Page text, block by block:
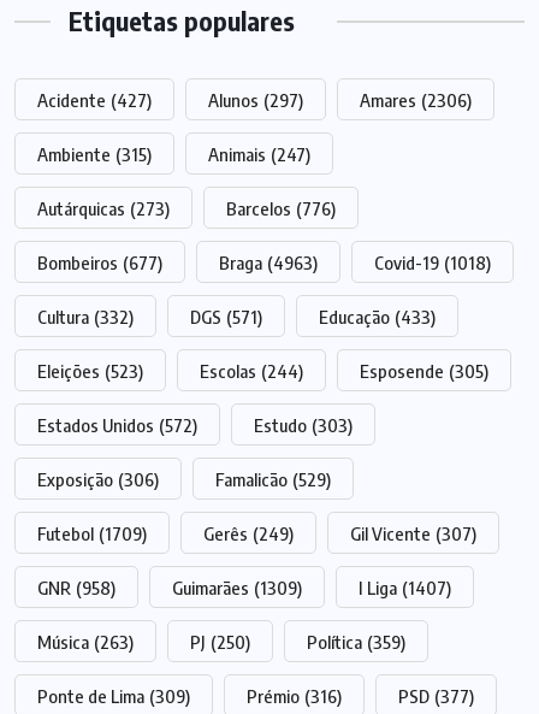
Etiquetas populares
Acidente (427) Alunos (297) Amares (2306)
Ambiente (315) Animais (247)
Autárquicas (273) Barcelos (776)
Bombeiros (677) Braga (4963) Covid-19 (1018)
Cultura (332) DGS (571) Educação (433)
Eleições (523) Escolas (244) Esposende (305)
Estados Unidos (572) Estudo (303)
Exposição (306) Famalicão (529)
Futebol (1709) Gerês (249) Gil Vicente (307)
GNR (958) Guimarães (1309) I Liga (1407)
Música (263) PJ (250) Política (359)
Ponte de Lima (309) Prémio (316) PSD (377)